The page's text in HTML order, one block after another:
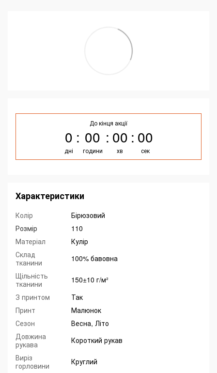
До кінця акції
0
дні
00
години
00
хв
00
сек
Характеристики
Колір
Бірюзовий
Розмір
110
Матеріал
Кулір
Склад
тканини
100% бавовна
Щільність
тканини
150±10 г/м²
З принтом
Так
Принт
Малюнок
Сезон
Весна, Літо
Довжина
рукава
Короткий рукав
Виріз
горловини
Круглий